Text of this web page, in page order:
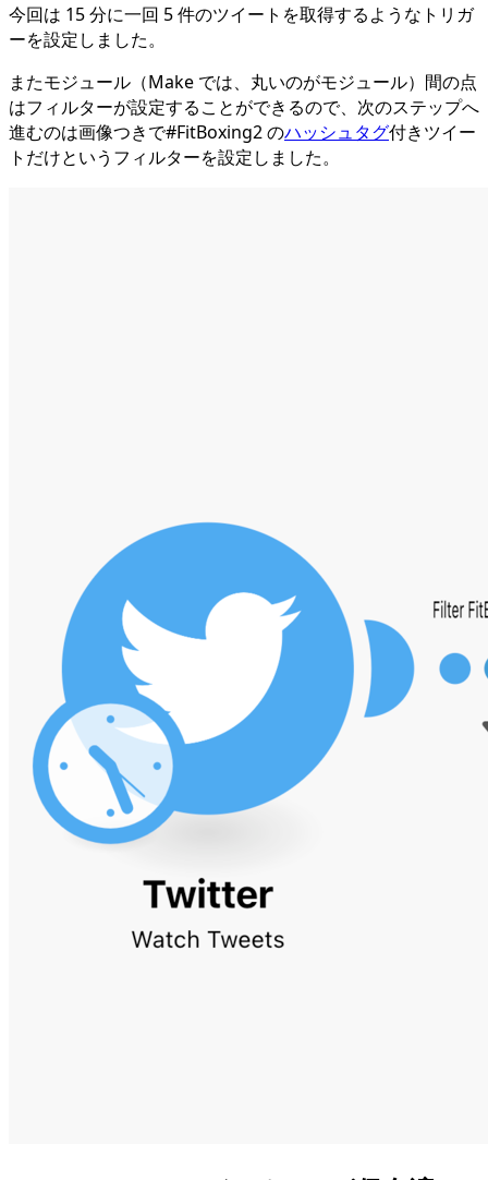
今回は 15 分に一回 5 件のツイートを取得するようなトリガ
ーを設定しました。
またモジュール（Make では、丸いのがモジュール）間の点
はフィルターが設定することができるので、次のステップへ
進むのは画像つきで#FitBoxing2 のハッシュタグ付きツイー
トだけというフィルターを設定しました。